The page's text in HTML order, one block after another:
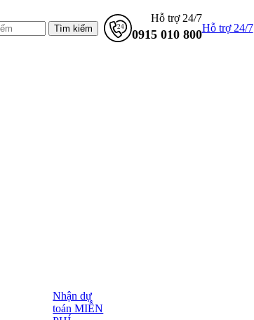
Hỗ trợ 24/7
0915 010 800Hỗ trợ 24/7
Nhận dự
toán MIỄN